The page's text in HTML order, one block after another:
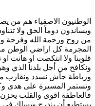
الوطنيون الاصفياء هم من
ويساندون دوماً الحق ولا
من روح ورحمة الله وفرجة
المجرمة كل اراضي الوطن
قلوبنا ولا انتكصت او هانت
ونكافح من أجل بلدنا الذي
ورباطة جأش نسدد ونقارب
وتستمر المسيرة على هدى
فالعاطفة اقوى والقلب
يستطيع أن يندرج ويسلك